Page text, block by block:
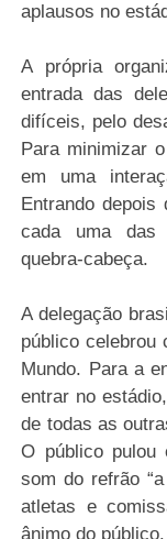
aplausos no
A própria
entrada das
difíceis, pelo
Para minimizar
em uma
Entrando depois
cada uma das
quebra-cabeça.
A delegação
público celebrou
Mundo. Para a
entrar no
de todas as
O público pulou
som do refrão
atletas e
ânimo do público.